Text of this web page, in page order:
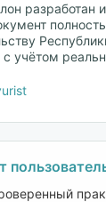
разработан
с учётом